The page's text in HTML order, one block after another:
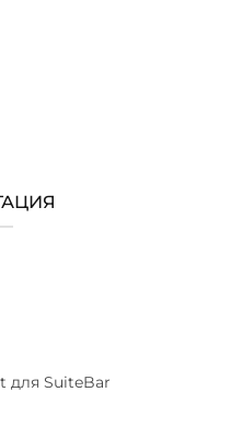
для SuiteBar